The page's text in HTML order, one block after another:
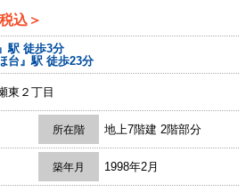
込＞
駅 徒歩3分
台』駅 徒歩23分
東２丁目
所在階 地上7階建 2階部分
築年月 1998年2月